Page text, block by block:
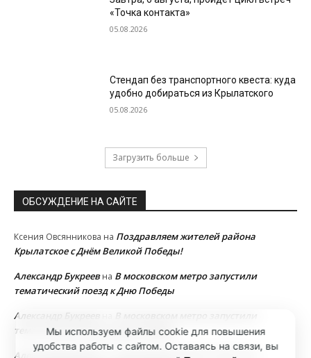
«Точка контакта»
05.08.2026
Стендап без транспортного квеста: куда
удобно добираться из Крылатского
05.08.2026
Загрузить больше
ОБСУЖДЕНИЕ НА САЙТЕ
Ксения Овсянникова на Поздравляем жителей района
Крылатское с Днём Великой Победы!
Александр Букреевна В московском метро запустили
тематический поезд к Дню Победы
Александр Букреев
В московском метро запустили
тематический поезд к Дню Победы
Александр Букреев
В московском метро запустили
Мы используем файлы cookie для повышения
удобства работы с сайтом. Оставаясь на связи, вы